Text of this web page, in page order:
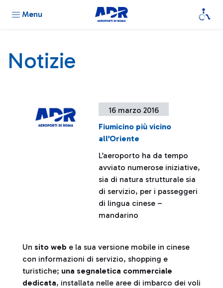
Menu
Notizie
16 marzo 2016
Fiumicino più vicino
all’Oriente
L’aeroporto ha da tempo
avviato numerose iniziative,
sia di natura strutturale sia
di servizio, per i passeggeri
di lingua cinese –
mandarino
Un sito web e la sua versione mobile in cinese
con informazioni di servizio, shopping e
turistiche; una segnaletica commerciale
dedicata, installata nelle aree di imbarco dei voli